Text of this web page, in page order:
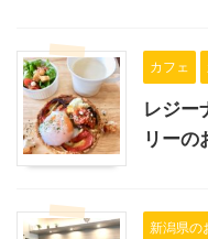
カフェ
レジー
リーの
新潟県の